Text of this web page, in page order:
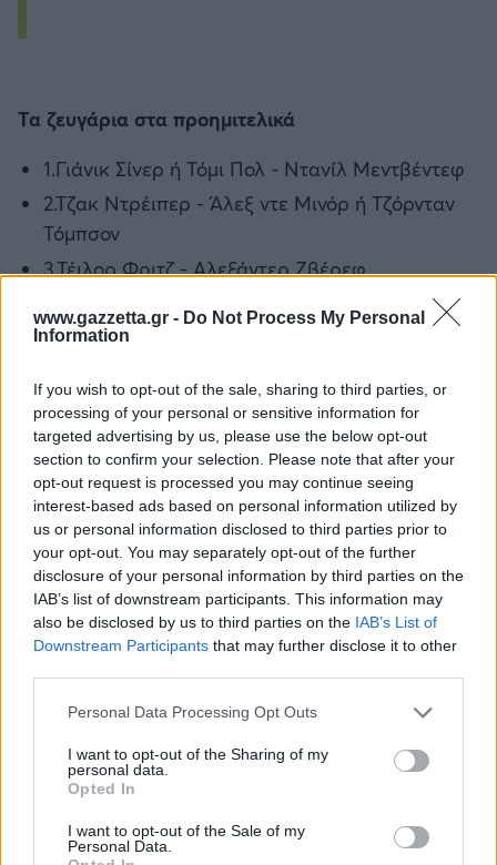
www.gazzetta.gr - Do Not Process My Personal
Information
If you wish to opt-out of the sale, sharing to third parties, or
processing of your personal or sensitive information for
targeted advertising by us, please use the below opt-out
section to confirm your selection. Please note that after your
opt-out request is processed you may continue seeing
interest-based ads based on personal information utilized by
us or personal information disclosed to third parties prior to
your opt-out. You may separately opt-out of the further
disclosure of your personal information by third parties on the
IAB’s list of downstream participants. This information may
also be disclosed by us to third parties on the IAB’s List of
Downstream Participants that may further disclose it to other
Please note that this website/app uses one or more Google
not limited to your visit or usage behaviour. You may click to
grant or deny consent to Google and its third-party tags to
use your data for below specified purposes in below Google
consent section.
Personal Data Processing Opt Outs
I want to opt-out of the Sharing of my
personal data.
Opted In
I want to opt-out of the Sale of my
Personal Data.
Τα ζευγάρια στα προημιτελικά
1.Γιάνικ Σίνερ ή Τόμι Πολ - Ντανίλ Μεντβέντεφ
2.Τζακ Ντρέιπερ - Άλεξ ντε Μινόρ ή Τζόρνταν
Τόμπσον
3.Τέιλορ Φριτζ - Αλεξάντερ Ζβέρεφ
Διάβασε όλα τατελευταία νέατης αθλητικής
επικαιρότητας. Μάθε για όλους τουςlive αγώνες σήμερα
και δες τις αθλητικές μεταδόσειςτης ημέρας και της
εβδομάδας μέσα από το υπερπλήρες Πρόγραμμα TV του
Gazzetta. Ακολούθησέ μας και στοGoogle News.
ΔΙΑΒΑΣΕ ΑΚΟΜΗ:
Λαρεντζάκης: Κερδίζει πόντους η επιστροφή του στην
ΑΕΚ - Η προϋπόθεση της επανασύνδεσης
Μάκης Αγγελόπουλος: Σύνθημα εναντίον του από την
Original στη Νέα Φιλαδέλφεια